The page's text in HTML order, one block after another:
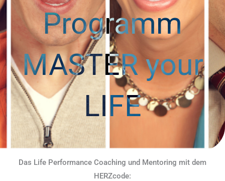
Programm
MASTER your
LIFE
Das Life Performance Coaching und Mentoring mit dem
HERZcode: